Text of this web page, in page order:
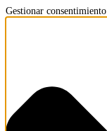
Gestionar consentimiento